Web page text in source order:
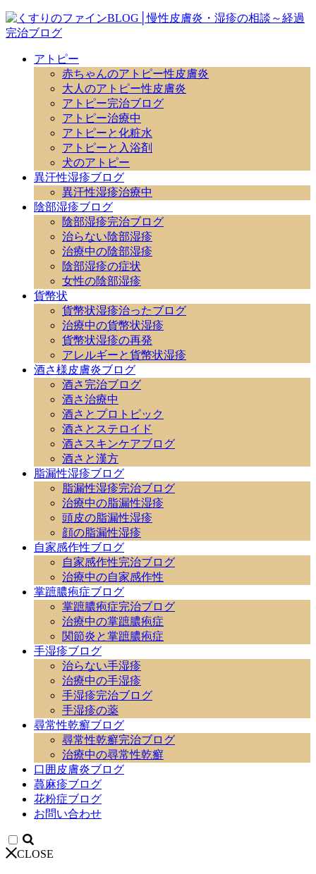
アトピー
赤ちゃんのアトピー性皮膚炎
大人のアトピー性皮膚炎
アトピー完治ブログ
アトピー治療中
アトピーと化粧水
アトピーと入浴剤
犬のアトピー
異汗性湿疹ブログ
異汗性湿疹治療中
陰部湿疹ブログ
陰部湿疹完治ブログ
治らない陰部湿疹
治療中の陰部湿疹
陰部湿疹の症状
女性の陰部湿疹
貨幣状
貨幣状湿疹治ったブログ
治療中の貨幣状湿疹
貨幣状湿疹の再発
アレルギーと貨幣状湿疹
酒さ様皮膚炎ブログ
酒さ完治ブログ
酒さ治療中
酒さとプロトピック
酒さとステロイド
酒さスキンケアブログ
酒さと漢方
脂漏性湿疹ブログ
脂漏性湿疹完治ブログ
治療中の脂漏性湿疹
頭皮の脂漏性湿疹
顔の脂漏性湿疹
自家感作性ブログ
自家感作性完治ブログ
治療中の自家感作性
掌蹠膿疱症ブログ
掌蹠膿疱症完治ブログ
治療中の掌蹠膿疱症
関節炎と掌蹠膿疱症
手湿疹ブログ
治らない手湿疹
治療中の手湿疹
手湿疹完治ブログ
手湿疹の薬
尋常性乾癬ブログ
尋常性乾癬完治ブログ
治療中の尋常性乾癬
口囲皮膚炎ブログ
蕁麻疹ブログ
花粉症ブログ
お問い合わせ
CLOSE